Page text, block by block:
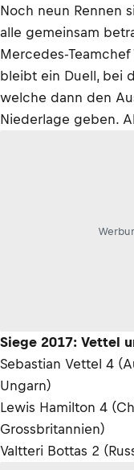
Noch neun Rennen
alle gemeinsam
Mercedes-
bleibt ein Duell, bei
welche dann den
Niederlage geben.
Siege 2017: Vettel
Sebastian Vettel 4
Ungarn)
Lewis Hamilton 4
Grossbritannien)
Valtteri Bottas 2